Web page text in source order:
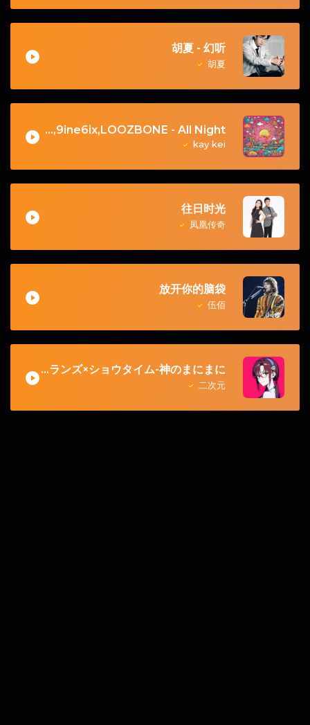
胡夏 - 幻听
胡夏
Ashid,9ine6ix,LOOZBONE - All Night
kay kei
往日时光
凤凰传奇
放开你的脑袋
伍佰
ワンダーランズ×ショウタイム-神のまにまに
二次元